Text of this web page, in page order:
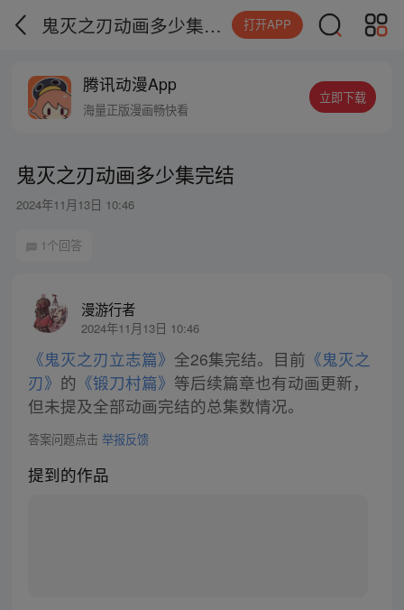
鬼灭之刃动画多少集完结 打开APP
腾讯动漫App
海量正版漫画畅快看
立即下载
鬼灭之刃动画多少集完结
2024年11月13日 10:46
1个回答
漫游行者
2024年11月13日 10:46
《鬼灭之刃立志篇》 全26集完结。目前 《鬼灭之
刃》 的 《锻刀村篇》 等后续篇章也有动画更新，
但未提及全部动画完结的总集数情况。
答案问题点击 举报反馈
提到的作品